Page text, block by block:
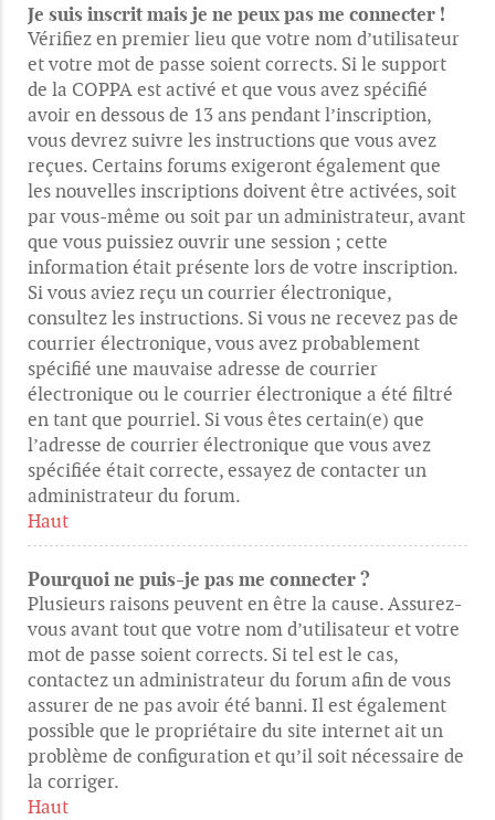
Je suis inscrit mais je ne peux pas me connecter !
Vérifiez en premier lieu que votre nom d’utilisateur
et votre mot de passe soient corrects. Si le support
de la COPPA est activé et que vous avez spécifié
avoir en dessous de 13 ans pendant l’inscription,
vous devrez suivre les instructions que vous avez
reçues. Certains forums exigeront également que
les nouvelles inscriptions doivent être activées, soit
par vous-même ou soit par un administrateur, avant
que vous puissiez ouvrir une session ; cette
information était présente lors de votre inscription.
Si vous aviez reçu un courrier électronique,
consultez les instructions. Si vous ne recevez pas de
courrier électronique, vous avez probablement
spécifié une mauvaise adresse de courrier
électronique ou le courrier électronique a été filtré
en tant que pourriel. Si vous êtes certain(e) que
l’adresse de courrier électronique que vous avez
spécifiée était correcte, essayez de contacter un
administrateur du forum.
Haut
Pourquoi ne puis-je pas me connecter ?
Plusieurs raisons peuvent en être la cause. Assurez-
vous avant tout que votre nom d’utilisateur et votre
mot de passe soient corrects. Si tel est le cas,
contactez un administrateur du forum afin de vous
assurer de ne pas avoir été banni. Il est également
possible que le propriétaire du site internet ait un
problème de configuration et qu’il soit nécessaire de
la corriger.
Haut